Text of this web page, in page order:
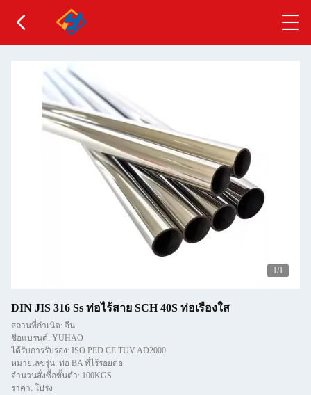
1/1
DIN JIS 316 Ss ท่อไร้สาย SCH 40S ท่อเรืองใส
สถานที่กำเนิด: จีน
ชื่อแบรนด์: YUHAO
ได้รับการรับรอง: ISO PED CE TUV AD2000
หมายเลขรุ่น: ท่อ BA ที่ไร้รอยต่อ
จำนวนสั่งซื้อขั้นต่ำ: 100KGS
ราคา: โปร่ง